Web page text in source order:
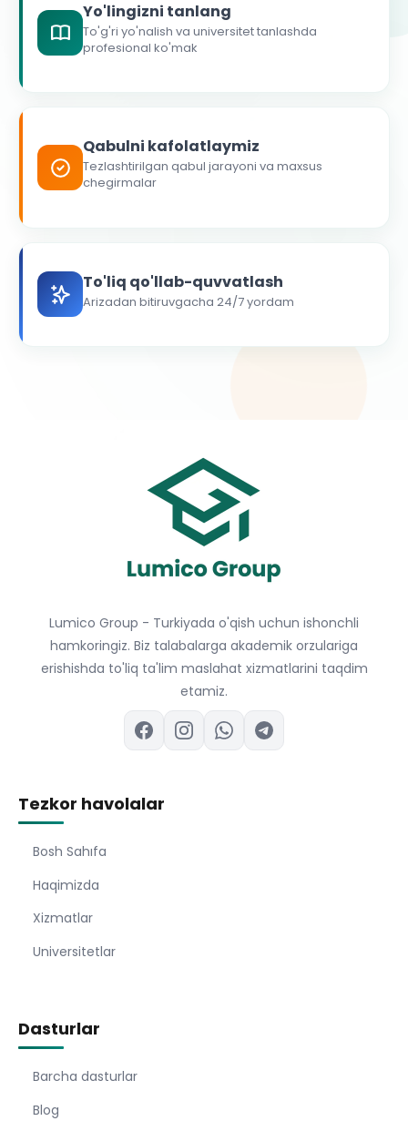
Yo'lingizni tanlang
To'g'ri yo'nalish va universitet tanlashda
profesional ko'mak
Qabulni kafolatlaymiz
Tezlashtirilgan qabul jarayoni va maxsus
chegirmalar
To'liq qo'llab-quvvatlash
Arizadan bitiruvgacha 24/7 yordam
Lumico Group - Turkiyada o'qish uchun ishonchli
hamkoringiz. Biz talabalarga akademik orzulariga
erishishda to'liq ta'lim maslahat xizmatlarini taqdim
etamiz.
Tezkor havolalar
Bosh Sahıfa
Haqimizda
Xizmatlar
Universitetlar
Dasturlar
Barcha dasturlar
Blog